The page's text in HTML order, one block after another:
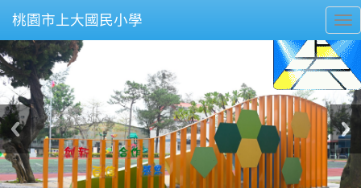
桃園市上大國民小學